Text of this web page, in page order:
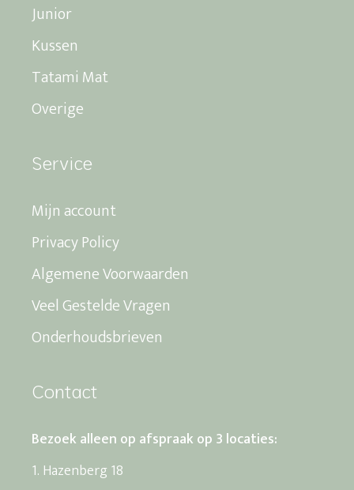
Junior
Kussen
Tatami Mat
Overige
Service
Mijn account
Privacy Policy
Algemene Voorwaarden
Veel Gestelde Vragen
Onderhoudsbrieven
Contact
Bezoek alleen op afspraak op 3 locaties:
1. Hazenberg 18